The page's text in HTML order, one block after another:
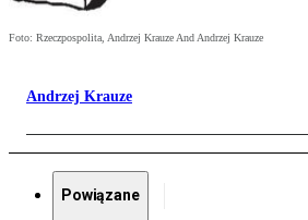
Foto: Rzeczpospolita, Andrzej Krauze And Andrzej Krauze
Andrzej Krauze
Powiązane